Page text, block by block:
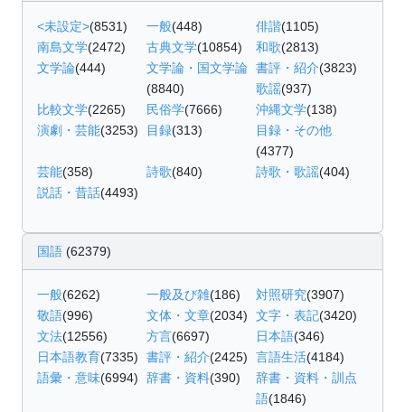
<未設定>(8531) 一般(448) 俳諧(1105)
南島文学(2472) 古典文学(10854) 和歌(2813)
文学論(444)
文学論・国文学論
(8840)
書評・紹介(3823)
歌謡(937)
比較文学(2265) 民俗学(7666) 沖縄文学(138)
演劇・芸能(3253) 目録(313)
目録・その他
(4377)
芸能(358) 詩歌(840) 詩歌・歌謡(404)
説話・昔話(4493)
国語 (62379)
一般(6262) 一般及び雑(186) 対照研究(3907)
敬語(996) 文体・文章(2034) 文字・表記(3420)
文法(12556) 方言(6697) 日本語(346)
日本語教育(7335) 書評・紹介(2425) 言語生活(4184)
語彙・意味(6994) 辞書・資料(390)
辞書・資料・訓点
語(1846)